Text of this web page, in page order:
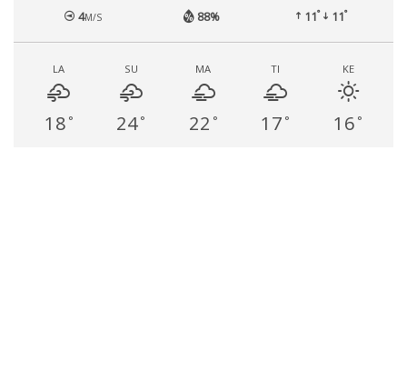
4M/S 88% 11° 11°
LA
18 °
SU
24°
MA
22 °
TI
17 °
KE
16 °